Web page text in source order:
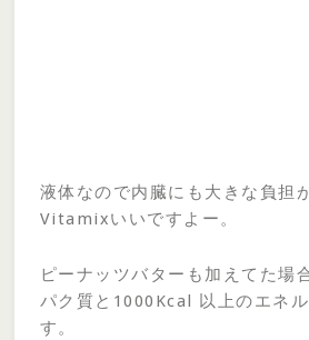
液体なので内臓にも大きな負担
Vitamixいいですよー。
ピーナッツバターも加えてた場
パク質と1000Kcal 以上のエネ
す。